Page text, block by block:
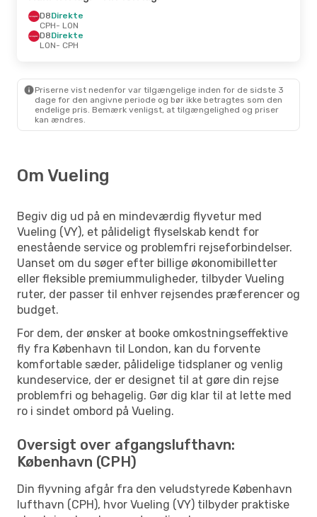
D8Direkte
CPH- LON
D8Direkte
LON- CPH
Priserne vist nedenfor var tilgængelige inden for de sidste 3
dage for den angivne periode og bør ikke betragtes som den
endelige pris. Bemærk venligst, at tilgængelighed og priser
kan ændres.
Om Vueling
Begiv dig ud på en mindeværdig flyvetur med
Vueling (VY), et pålideligt flyselskab kendt for
enestående service og problemfri rejseforbindelser.
Uanset om du søger efter billige økonomibilletter
eller fleksible premiummuligheder, tilbyder Vueling
ruter, der passer til enhver rejsendes præferencer og
budget.
For dem, der ønsker at booke omkostningseffektive
fly fra København til London, kan du forvente
komfortable sæder, pålidelige tidsplaner og venlig
kundeservice, der er designet til at gøre din rejse
problemfri og behagelig. Gør dig klar til at lette med
ro i sindet ombord på Vueling.
Oversigt over afgangslufthavn:
København (CPH)
Din flyvning afgår fra den veludstyrede København
lufthavn (CPH), hvor Vueling (VY) tilbyder praktiske